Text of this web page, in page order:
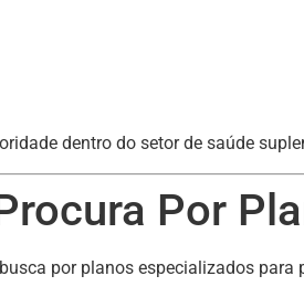
dentro do setor de saúde
Por
por planos especializados para